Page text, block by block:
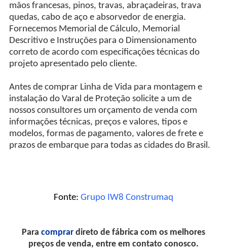
mãos francesas, pinos, travas, abraçadeiras, trava
quedas, cabo de aço e absorvedor de energia.
Fornecemos Memorial de Cálculo, Memorial
Descritivo e Instruções para o Dimensionamento
correto de acordo com especificações técnicas do
projeto apresentado pelo cliente.
Antes de comprar Linha de Vida para montagem e
instalação do Varal de Proteção solicite a um de
nossos consultores um orçamento de venda com
informações técnicas, preços e valores, tipos e
modelos, formas de pagamento, valores de frete e
prazos de embarque para todas as cidades do Brasil.
Fonte: Grupo IW8 Construmaq
Para comprar direto de fábrica com os melhores
preços de venda, entre em contato conosco.